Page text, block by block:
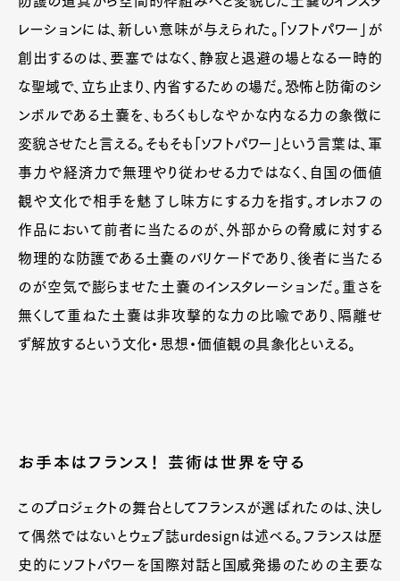
レーションには、新しい意味が与えられた。「ソフトパワー」が
創出するのは、要塞ではなく、静寂と退避の場となる一時的
な聖域で、立ち止まり、内省するための場だ。恐怖と防衛のシ
ンボルである土嚢を、もろくもしなやかな内なる力の象徴に
変貌させたと言える。そもそも「ソフトパワー」という言葉は、軍
事力や経済力で無理やり従わせる力ではなく、自国の価値
観や文化で相手を魅了し味方にする力を指す。オレホフの
作品において前者に当たるのが、外部からの脅威に対する
物理的な防護である土嚢のバリケードであり、後者に当たる
のが空気で膨らませた土嚢のインスタレーションだ。重さを
無くして重ねた土嚢は非攻撃的な力の比喩であり、隔離せ
ず解放するという文化・思想・価値観の具象化といえる。
お手本はフランス！ 芸術は世界を守る
このプロジェクトの舞台としてフランスが選ばれたのは、決し
て偶然ではないとウェブ誌urdesignは述べる。フランスは歴
史的にソフトパワーを国際対話と国威発揚のための主要な